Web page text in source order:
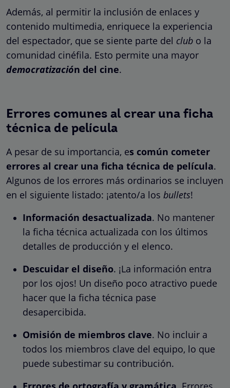
Además, al permitir la inclusión de enlaces y
contenido multimedia, enriquece la experiencia
del espectador, que se siente parte del club o la
comunidad cinéfila. Esto permite una mayor
democratización del cine.
Errores comunes al crear una ficha
técnica de película
A pesar de su importancia, es común cometer
errores al crear una ficha técnica de película.
Algunos de los errores más ordinarios se incluyen
en el siguiente listado: ¡atento/a los bullets!
Información desactualizada. No mantener
la ficha técnica actualizada con los últimos
detalles de producción y el elenco.
Descuidar el diseño. ¡La información entra
por los ojos! Un diseño poco atractivo puede
hacer que la ficha técnica pase
desapercibida.
Omisión de miembros clave. No incluir a
todos los miembros clave del equipo, lo que
puede subestimar su contribución.